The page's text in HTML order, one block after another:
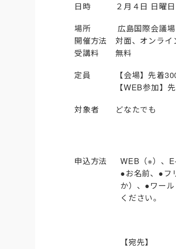
日時 ２月４日 日曜日
場所
広島国際会議
開催方法 対面、オンラ
受講料 無料
定員
【会場】先着
【WEB参加】先着
対象者 どなたでも
申込方法
WEB（※）、
●お名前、●フ
か）、 ●ワー
ください。
【宛先】